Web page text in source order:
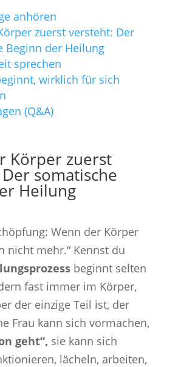
anhören
zuerst versteht: Der
Beginn der Heilung
sprechen
wirklich für sich
(Q&A)
Körper zuerst
somatische
Heilung
Wenn der Körper
nicht mehr.“ Kennst du
beginnt selten
fast immer im Körper,
der einzige Teil ist, der
Frau kann sich vormachen,
geht“, sie kann sich
lächeln, arbeiten,